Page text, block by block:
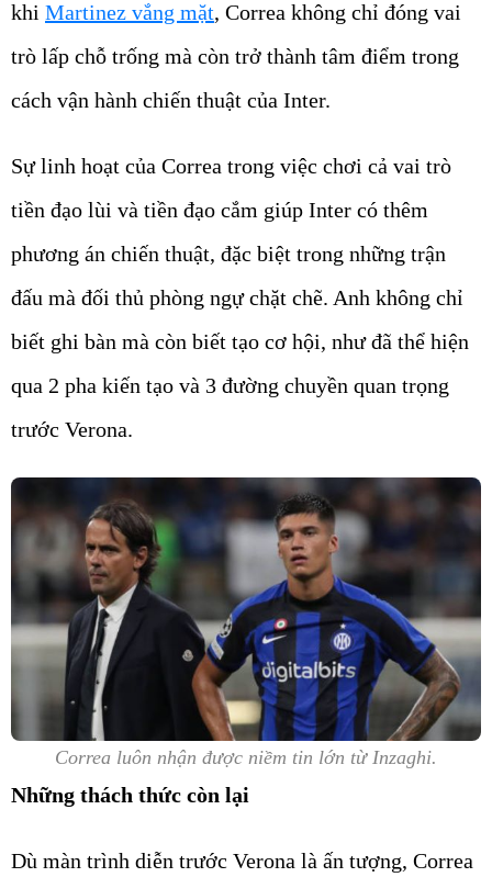
khi Martinez vắng mặt, Correa không chỉ đóng vai
trò lấp chỗ trống mà còn trở thành tâm điểm trong
cách vận hành chiến thuật của Inter.
Sự linh hoạt của Correa trong việc chơi cả vai trò
tiền đạo lùi và tiền đạo cắm giúp Inter có thêm
phương án chiến thuật, đặc biệt trong những trận
đấu mà đối thủ phòng ngự chặt chẽ. Anh không chỉ
biết ghi bàn mà còn biết tạo cơ hội, như đã thể hiện
qua 2 pha kiến tạo và 3 đường chuyền quan trọng
trước Verona.
Correa luôn nhận được niềm tin lớn từ Inzaghi.
Những thách thức còn lại
Dù màn trình diễn trước Verona là ấn tượng, Correa